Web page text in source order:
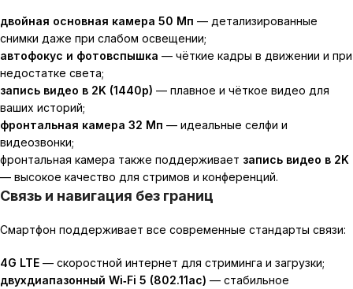
двойная основная камера 50 Мп — детализированные
снимки даже при слабом освещении;
автофокус и фотовспышка — чёткие кадры в движении и при
недостатке света;
запись видео в 2K (1440p) — плавное и чёткое видео для
ваших историй;
фронтальная камера 32 Мп — идеальные селфи и
видеозвонки;
фронтальная камера также поддерживает запись видео в 2K
— высокое качество для стримов и конференций.
Связь и навигация без границ
Смартфон поддерживает все современные стандарты связи:
4G LTE — скоростной интернет для стриминга и загрузки;
двухдиапазонный Wi‑Fi 5 (802.11ac) — стабильное